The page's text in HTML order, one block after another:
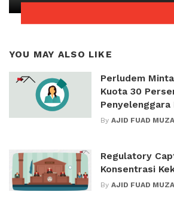
YOU MAY ALSO LIKE
Perludem
Kuota 30
Penyelenggara
By AJID FUAD
Regulatory
Konsentrasi
By AJID FUAD